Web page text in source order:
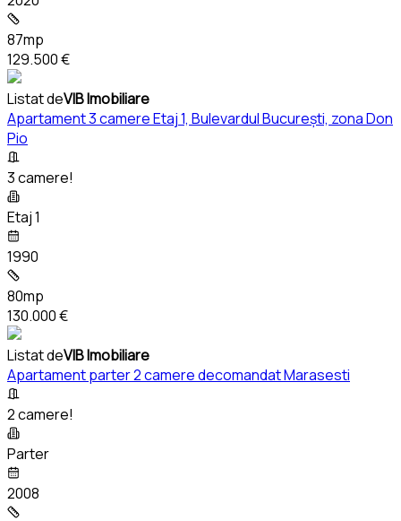
87mp
129.500 €
Listat deVIB Imobiliare
Apartament 3 camere Etaj 1, Bulevardul București, zona Don
Pio
3 camere!
Etaj 1
1990
80mp
130.000 €
Listat deVIB Imobiliare
Apartament parter 2 camere decomandat Marasesti
2 camere!
Parter
2008